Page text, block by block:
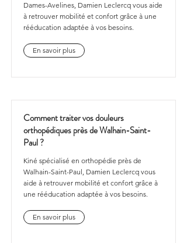
Dames-Avelines, Damien Leclercq vous aide
à retrouver mobilité et confort grâce à une
rééducation adaptée à vos besoins.
En savoir plus
Comment traiter vos douleurs
orthopédiques près de Walhain-Saint-
Paul ?
Kiné spécialisé en orthopédie près de
Walhain-Saint-Paul, Damien Leclercq vous
aide à retrouver mobilité et confort grâce à
une rééducation adaptée à vos besoins.
En savoir plus